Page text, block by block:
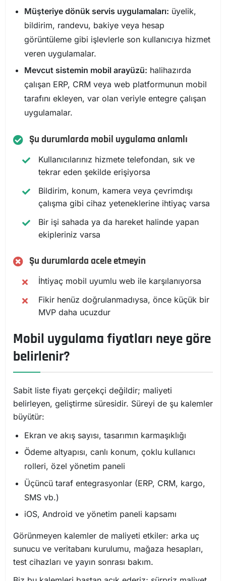
Müşteriye dönük servis uygulamaları: üyelik,
bildirim, randevu, bakiye veya hesap
görüntüleme gibi işlevlerle son kullanıcıya hizmet
veren uygulamalar.
Mevcut sistemin mobil arayüzü: halihazırda
çalışan ERP, CRM veya web platformunun mobil
tarafını ekleyen, var olan veriyle entegre çalışan
uygulamalar.
Şu durumlarda mobil uygulama anlamlı
Kullanıcılarınız hizmete telefondan, sık ve
tekrar eden şekilde erişiyorsa
Bildirim, konum, kamera veya çevrimdışı
çalışma gibi cihaz yeteneklerine ihtiyaç varsa
Bir işi sahada ya da hareket halinde yapan
ekipleriniz varsa
Şu durumlarda acele etmeyin
İhtiyaç mobil uyumlu web ile karşılanıyorsa
Fikir henüz doğrulanmadıysa, önce küçük bir
MVP daha ucuzdur
Mobil uygulama fiyatları neye göre
belirlenir?
Sabit liste fiyatı gerçekçi değildir; maliyeti
belirleyen, geliştirme süresidir. Süreyi de şu kalemler
büyütür:
Ekran ve akış sayısı, tasarımın karmaşıklığı
Ödeme altyapısı, canlı konum, çoklu kullanıcı
rolleri, özel yönetim paneli
Üçüncü taraf entegrasyonlar (ERP, CRM, kargo,
SMS vb.)
iOS, Android ve yönetim paneli kapsamı
Görünmeyen kalemler de maliyeti etkiler: arka uç
sunucu ve veritabanı kurulumu, mağaza hesapları,
test cihazları ve yayın sonrası bakım.